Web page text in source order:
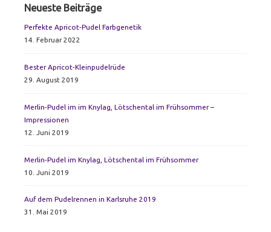
Primary
Sidebar
Neueste Beiträge
Perfekte Apricot-Pudel Farbgenetik
14. Februar 2022
Bester Apricot-Kleinpudelrüde
29. August 2019
Merlin-Pudel im im Knylag, Lötschental im Frühsommer –
Impressionen
12. Juni 2019
Merlin-Pudel im Knylag, Lötschental im Frühsommer
10. Juni 2019
Auf dem Pudelrennen in Karlsruhe 2019
31. Mai 2019